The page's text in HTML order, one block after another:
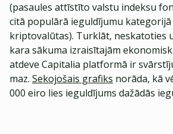
(pasaules attīstīto valstu indeksu
citā populārā ieguldījumu
kriptovalūtas). Turklāt, neskatoties
kara sākuma izraisītajām
atdeve Capitalia platformā ir
maz. Sekojošais grafiks norāda, kā
000 eiro lies ieguldījums dažādās